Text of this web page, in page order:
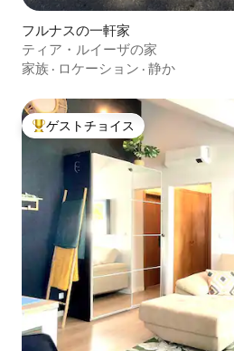
フルナスの一軒家
ティア・ルイーザの家
家族 · ロケーション · 静か
大好評のゲストチョイスです。
ゲストチョイス